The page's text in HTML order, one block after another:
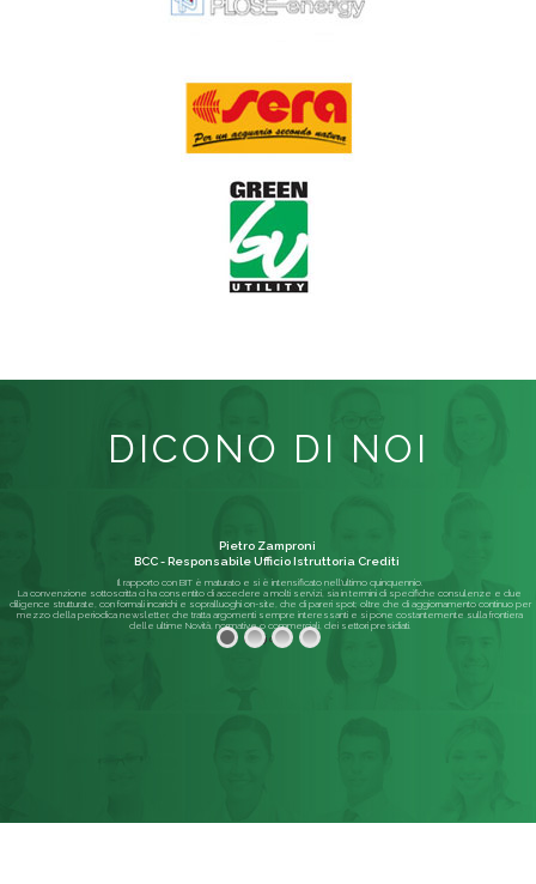
DICONO DI NOI
Il rapporto con BIT è maturato e si è intensificato nell'ultimo quinquennio.
La convenzione sottoscritta ci ha consentito di accedere a molti servizi, sia in termini di specifiche consulenze e due
diligence strutturate, con formali incarichi e sopralluoghi on-site, che di pareri spot; oltre che di aggiornamento continuo per
mezzo della periodica newsletter, che tratta argomenti sempre interessanti e si pone costantemente sulla frontiera
delle ultime Novità, normative o commerciali, dei settori presidiati.
Pietro Zamproni
BCC - Responsabile Ufficio Istruttoria Crediti
Leggi di più